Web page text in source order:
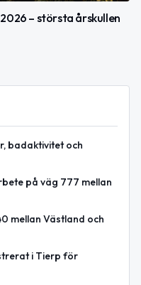
– största årskullen
badaktivitet och
på väg 777 mellan
mellan Västland och
i Tierp för